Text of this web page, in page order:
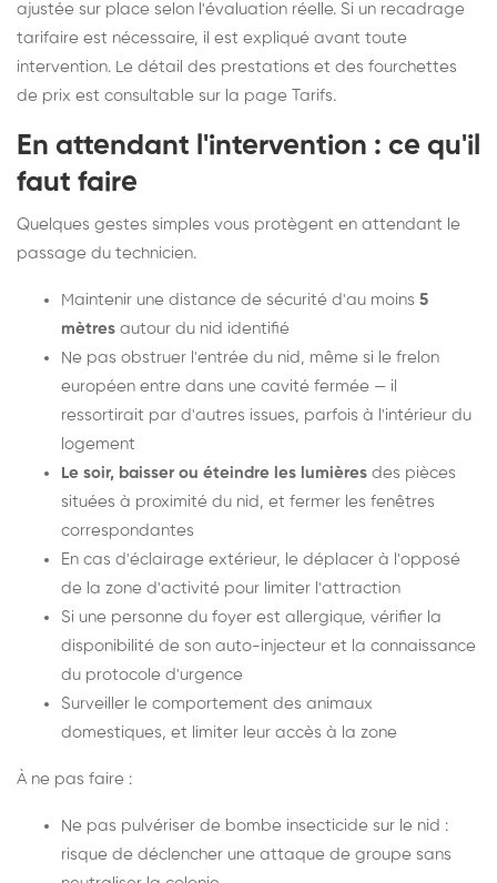
ajustée sur place selon l'évaluation réelle. Si un recadrage
tarifaire est nécessaire, il est expliqué avant toute
intervention. Le détail des prestations et des fourchettes
de prix est consultable sur la page Tarifs.
En attendant l'intervention : ce qu'il
faut faire
Quelques gestes simples vous protègent en attendant le
passage du technicien.
Maintenir une distance de sécurité d'au moins 5
mètres autour du nid identifié
Ne pas obstruer l'entrée du nid, même si le frelon
européen entre dans une cavité fermée — il
ressortirait par d'autres issues, parfois à l'intérieur du
logement
Le soir, baisser ou éteindre les lumières des pièces
situées à proximité du nid, et fermer les fenêtres
correspondantes
En cas d'éclairage extérieur, le déplacer à l'opposé
de la zone d'activité pour limiter l'attraction
Si une personne du foyer est allergique, vérifier la
disponibilité de son auto-injecteur et la connaissance
du protocole d'urgence
Surveiller le comportement des animaux
domestiques, et limiter leur accès à la zone
À ne pas faire :
Ne pas pulvériser de bombe insecticide sur le nid :
risque de déclencher une attaque de groupe sans